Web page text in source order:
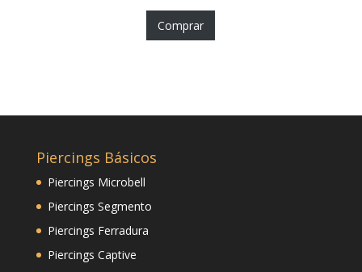
Comprar
Piercings Básicos
Piercings Microbell
Piercings Segmento
Piercings Ferradura
Piercings Captive